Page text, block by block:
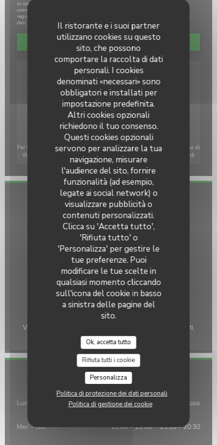
Il ristorante e i suoi partner
utilizzano cookies su questo
sito, che possono
comportare la raccolta di dati
personali. I cookies
denominati «necessari» sono
obbligatori e installati per
impostazione predefinita.
Altri cookies opzionali
richiedono il tuo consenso.
Questi cookies opzionali
servono per analizzare la tua
navigazione, misurare
l'audience del sito, fornire
funzionalità (ad esempio,
legate ai social network) o
visualizzare pubblicità o
contenuti personalizzati.
Clicca su 'Accetta tutto',
'Rifiuta tutto' o
'Personalizza' per gestire le
tue preferenze. Puoi
modificare le tue scelte in
qualsiasi momento cliccando
sull'icona del cookie in basso
a sinistra delle pagine del
sito.
Ok, accetta tutto
Rifiuta tutti i cookie
Personalizza
Politica di protezione dei dati personali
Politica di gestione dei cookie
In conformità al Codice del Consumo, hai il diritto di opporti alle chiamate
commerciali iscrivendoti al Registro Pubblico delle Opposizioni:
registrodelleopposizioni.it
. Per maggiori informazioni sul trattamento dei tuoi
dati, consulta la nostrainformativa sulla privacy.
Per visualizzare la mappa interattiva Waze, devi accettare i cookie di
Waze Map (Google). Questi cookie possono raccogliere dati di
navigazione e localizzazione.
Consenti
Informazioni pratiche
Cucina
Frittelle, Bretone
Tipologia
Crêperie
Servizi
Veranda quattro stagioni, Privatizzazione, Giardino,
Accesso disabili
Metodo di pagamento
Visa, Titoli Restaurant, Eurocard / Mastercard, Contanti,
Buoni vacanza, Assegni, Bancomat
Orari
Lun Chiuso
Mer-Gio 12:00 - 13:30 • 19:30 - 20:30
Le Crepillon